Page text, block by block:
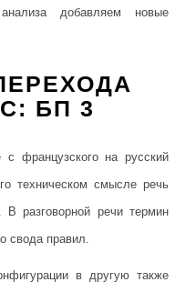
добавляем новые
БП 3
с французского на русский
техническом смысле речь
В разговорной речи термин
свода правил.
в другую также